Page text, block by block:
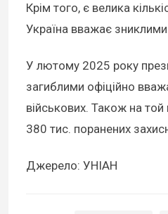
Крім того, є велика
Україна вважає зниклими
У лютому 2025 року
загиблими офіційно
військових. Також на
380 тис. поранених
Джерело: УНІАН